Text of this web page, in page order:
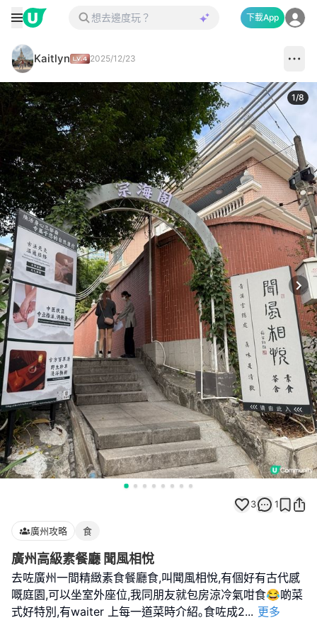
下載App
Kaitlyn 2025/12/23
1/8
3 1
廣州攻略 食
廣州高級素餐廳 聞風相悅
去咗廣州一間精緻素食餐廳食,叫聞風相悅,有個好有古代感
嘅庭園,可以坐室外座位,我同朋友就包房涼冷氣咁食😂啲菜
式好特別,有waiter 上每一道菜時介紹｡食咗成2... 更多